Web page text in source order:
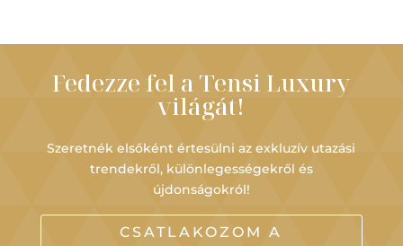
Fedezze fel a Tensi Luxury
világát!
Szeretnék elsőként értesülni az exkluzív utazási
trendekről, különlegességekről és
újdonságokról!
CSATLAKOZOM A